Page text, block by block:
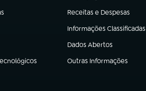
Receitas e Despesas
(abre em nova aba)
Informações Classificadas
(abre em nova aba)
Dados Abertos
(abre em nova aba)
Outras Informações
(abre em nova aba)